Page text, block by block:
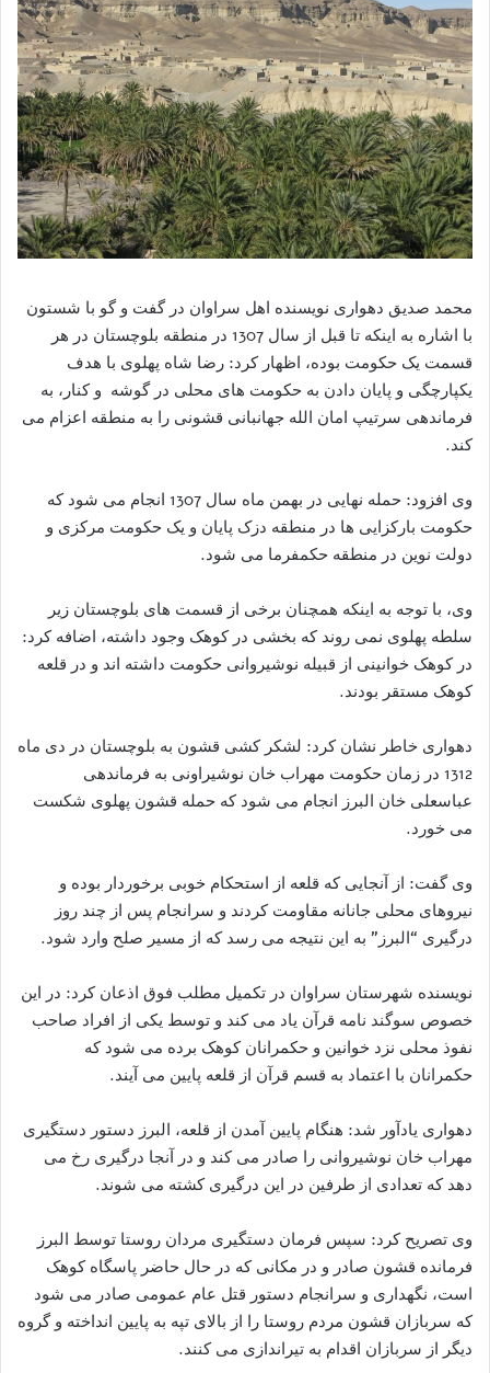
محمد صدیق دهواری نویسنده اهل سراوان در گفت و گو با شستون
با اشاره به اینکه تا قبل از سال 1307 در منطقه بلوچستان در هر
قسمت یک حکومت بوده، اظهار کرد: رضا شاه پهلوی با هدف
یکپارچگی و پایان دادن به حکومت های محلی در گوشه و‌ کنار، به
فرماندهی سرتیپ امان الله جهانبانی قشونی را به منطقه اعزام می
کند.
وی افزود: حمله نهایی در بهمن ماه سال 1307 انجام می شود که
حکومت بارکزایی ها در منطقه دزک پایان و یک حکومت مرکزی و
دولت نوین در منطقه حکمفرما می شود.
وی، با توجه به اینکه همچنان برخی از قسمت های بلوچستان زیر
سلطه پهلوی نمی روند که بخشی در کوهک وجود داشته، اضافه کرد:
در کوهک خوانینی از قبیله نوشیروانی حکومت داشته اند و در قلعه
کوهک مستقر بودند.
دهواری خاطر نشان کرد: لشکر کشی قشون به بلوچستان در دی ماه
1312 در زمان حکومت مهراب خان نوشیراونی به فرماندهی
عباسعلی خان البرز انجام می شود که حمله قشون پهلوی شکست
می خورد.
وی گفت: از آنجایی که قلعه از استحکام خوبی برخوردار بوده و
نیروهای محلی جانانه مقاومت کردند و سرانجام پس از چند روز
درگیری “البرز” به این نتیجه می رسد که از مسیر صلح وارد شود.
نویسنده شهرستان سراوان در تکمیل مطلب فوق اذعان کرد: در این
خصوص سوگند نامه قرآن یاد می کند و توسط یکی از افراد صاحب
نفوذ محلی نزد خوانین و حکمرانان کوهک برده می شود که
حکمرانان با اعتماد به قسم قرآن از قلعه پایین می آیند.
دهواری یادآور شد: هنگام پایین آمدن از قلعه، البرز دستور دستگیری
مهراب خان نوشیروانی را صادر می کند و در آنجا درگیری رخ می
دهد که تعدادی از طرفین در این درگیری کشته می شوند.
وی تصریح کرد: سپس فرمان دستگیری مردان روستا توسط البرز
فرمانده قشون صادر و در مکانی که در حال حاضر پاسگاه کوهک
است، نگهداری و سرانجام دستور قتل عام عمومی صادر می شود
که سربازان قشون مردم روستا را از بالای تپه به پایین انداخته و گروه
دیگر از سربازان اقدام به تیراندازی می کنند.